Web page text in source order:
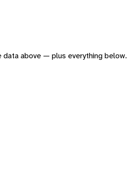
above — plus everything below.